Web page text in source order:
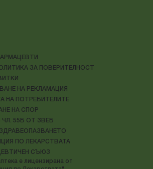
ЗА ПОВЕРИТЕЛНОСТ
НА РЕКЛАМАЦИЯ
НА ПОТРЕБИТЕЛИТЕ
НА СПОР
55Б ОТ ЗВЕБ
ПО ЛЕКАРСТВАТА
СЪЮЗ
е лицензирана от